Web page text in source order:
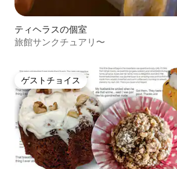
ティヘラスの個室
旅館サンクチュアリ〜
ゲストチョイス
ゲストチョイス